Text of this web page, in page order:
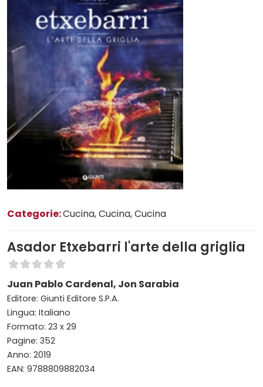
Categorie:Cucina, Cucina, Cucina
Asador Etxebarri l'arte della griglia
Juan Pablo Cardenal, Jon Sarabia
Editore: Giunti Editore S.P.A.
Lingua: Italiano
Formato: 23 x 29
Pagine: 352
Anno: 2019
EAN: 9788809882034